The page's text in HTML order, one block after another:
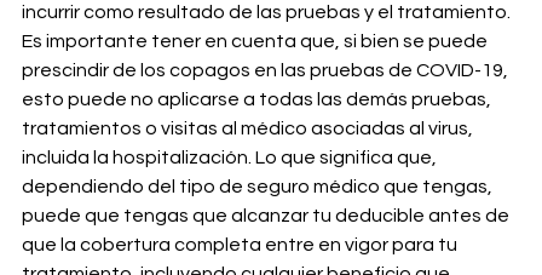
incurrir como resultado de las pruebas y el tratamiento.
Es importante tener en cuenta que, si bien se puede
prescindir de los copagos en las pruebas de COVID-19,
esto puede no aplicarse a todas las demás pruebas,
tratamientos o visitas al médico asociadas al virus,
incluida la hospitalización. Lo que significa que,
dependiendo del tipo de seguro médico que tengas,
puede que tengas que alcanzar tu deducible antes de
que la cobertura completa entre en vigor para tu